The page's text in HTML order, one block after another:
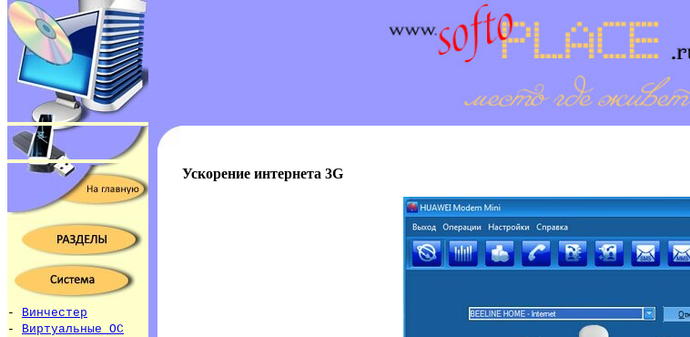
- Винчестер
- Виртуальные ОС
Ускорение интернета 3G